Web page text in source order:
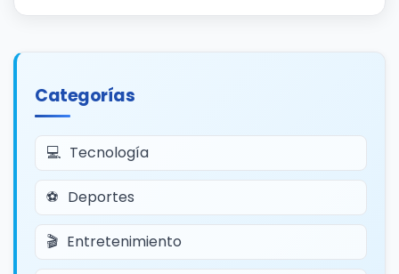
Categorías
Tecnología
Deportes
Entretenimiento